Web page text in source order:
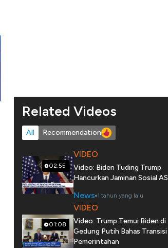
Related Videos
All Recommendation
02:55
VIDEO
Video: Biden Tuding Trump
Hancurkan Jaminan Sosial AS
News 1 tahun yang lalu
01:08
VIDEO
Video: Trump Temui Biden di
Gedung Putih Bahas Transisi
Pemerintahan